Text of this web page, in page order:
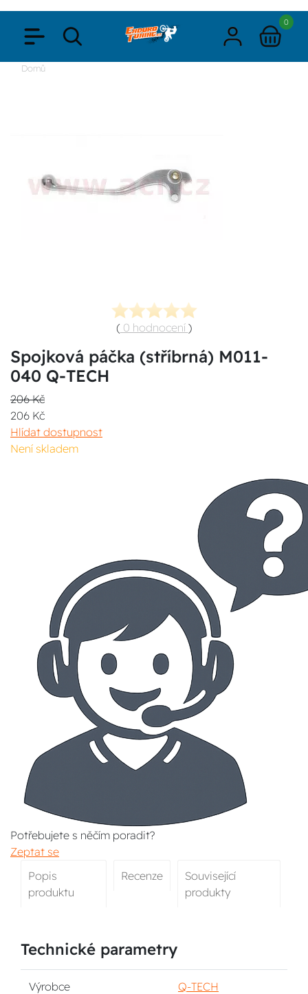
0
Domů
( 0 hodnocení )
Spojková páčka (stříbrná) M011-
040 Q-TECH
206 Kč
206 Kč
Hlídat dostupnost
Není skladem
Potřebujete s něčím poradit?
Zeptat se
Popis
produktu
Recenze
Související
produkty
Technické parametry
Výrobce Q-TECH